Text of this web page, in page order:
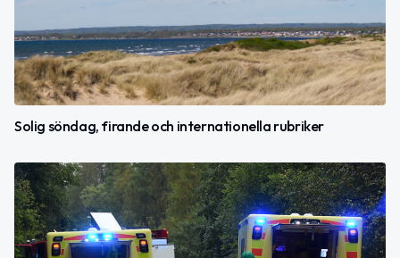
Solig söndag, firande och internationella rubriker